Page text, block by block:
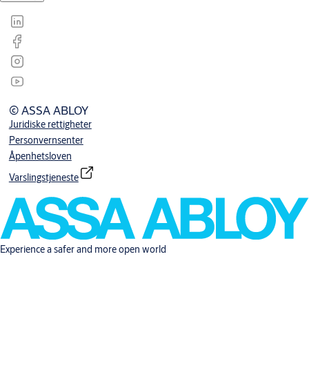
© ASSA ABLOY
Juridiske rettigheter
Personvernsenter
Åpenhetsloven
Varslingstjeneste
Experience a safer and more open world